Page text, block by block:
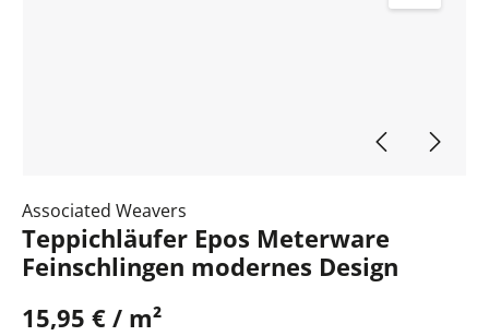
Associated Weavers
Teppichläufer Epos Meterware
Feinschlingen modernes Design
15,95 € / m²